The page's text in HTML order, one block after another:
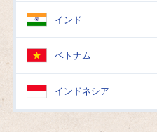
インド
ベトナム
インドネシア